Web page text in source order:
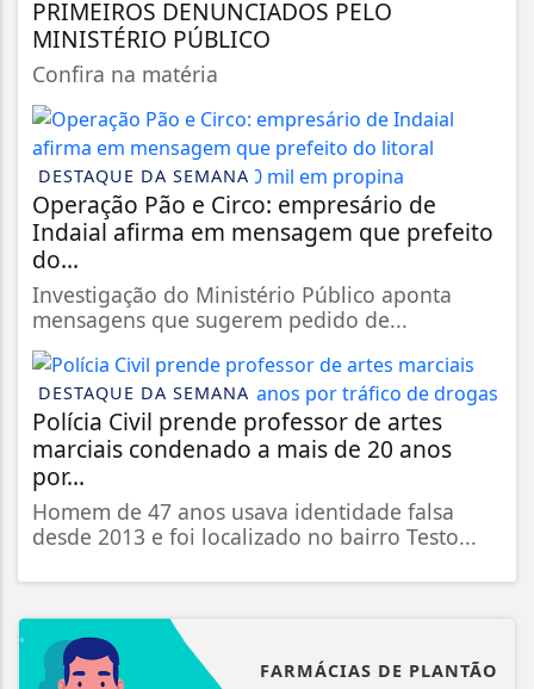
PRIMEIROS DENUNCIADOS PELO
MINISTÉRIO PÚBLICO
Confira na matéria
DESTAQUE DA SEMANA
Operação Pão e Circo: empresário de
Indaial afirma em mensagem que prefeito
do...
Investigação do Ministério Público aponta
mensagens que sugerem pedido de...
DESTAQUE DA SEMANA
Polícia Civil prende professor de artes
marciais condenado a mais de 20 anos
por...
Homem de 47 anos usava identidade falsa
desde 2013 e foi localizado no bairro Testo...
FARMÁCIAS DE PLANTÃO